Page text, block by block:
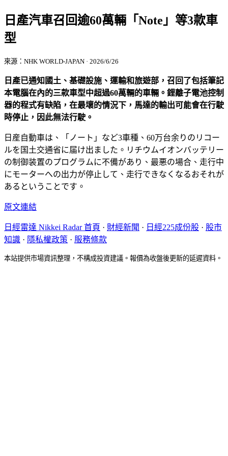
日產汽車召回逾60萬輛「Note」等3款車
型
來源：NHK WORLD-JAPAN · 2026/6/26
日產已通知國土、基礎設施、運輸和旅遊部，召回了包括筆記
本電腦在內的三款車型中超過60萬輛的車輛。鋰離子電池控制
器的程式有缺陷，在最壞的情況下，馬達的輸出可能會在行駛
時停止，因此無法行駛。
日産自動車は、「ノート」など3車種、60万台余りのリコー
ルを国土交通省に届け出ました。リチウムイオンバッテリー
の制御装置のプログラムに不備があり、最悪の場合、走行中
にモーターへの出力が停止して、走行できなくなるおそれが
あるということです。
原文連結
日經雷達 Nikkei Radar 首頁 · 財經新聞 · 日經225成份股 · 股市
知識 · 隱私權政策 · 服務條款
本站提供市場資訊整理，不構成投資建議。報價為收盤後更新的延遲資料。